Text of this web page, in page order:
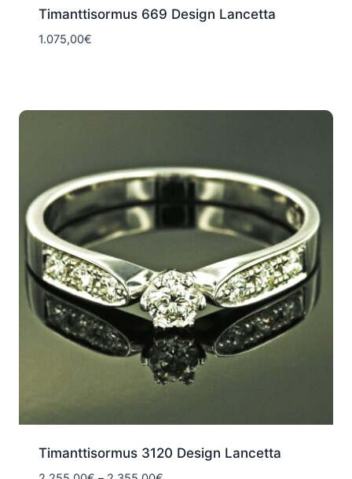
Timanttisormus 669 Design Lancetta
1.075,00€
Timanttisormus 3120 Design Lancetta